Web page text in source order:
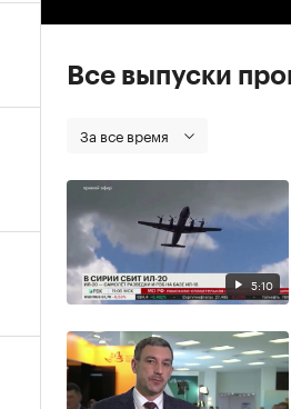
Все выпуски
За все время
5:10